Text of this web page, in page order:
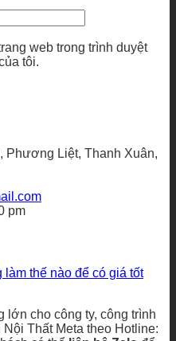
web trong trình duyệt
tôi.
Phương Liệt, Thanh Xuân,
pm
thế nào để có giá tốt
lớn cho công ty, công trình
Thất Meta theo Hotline: